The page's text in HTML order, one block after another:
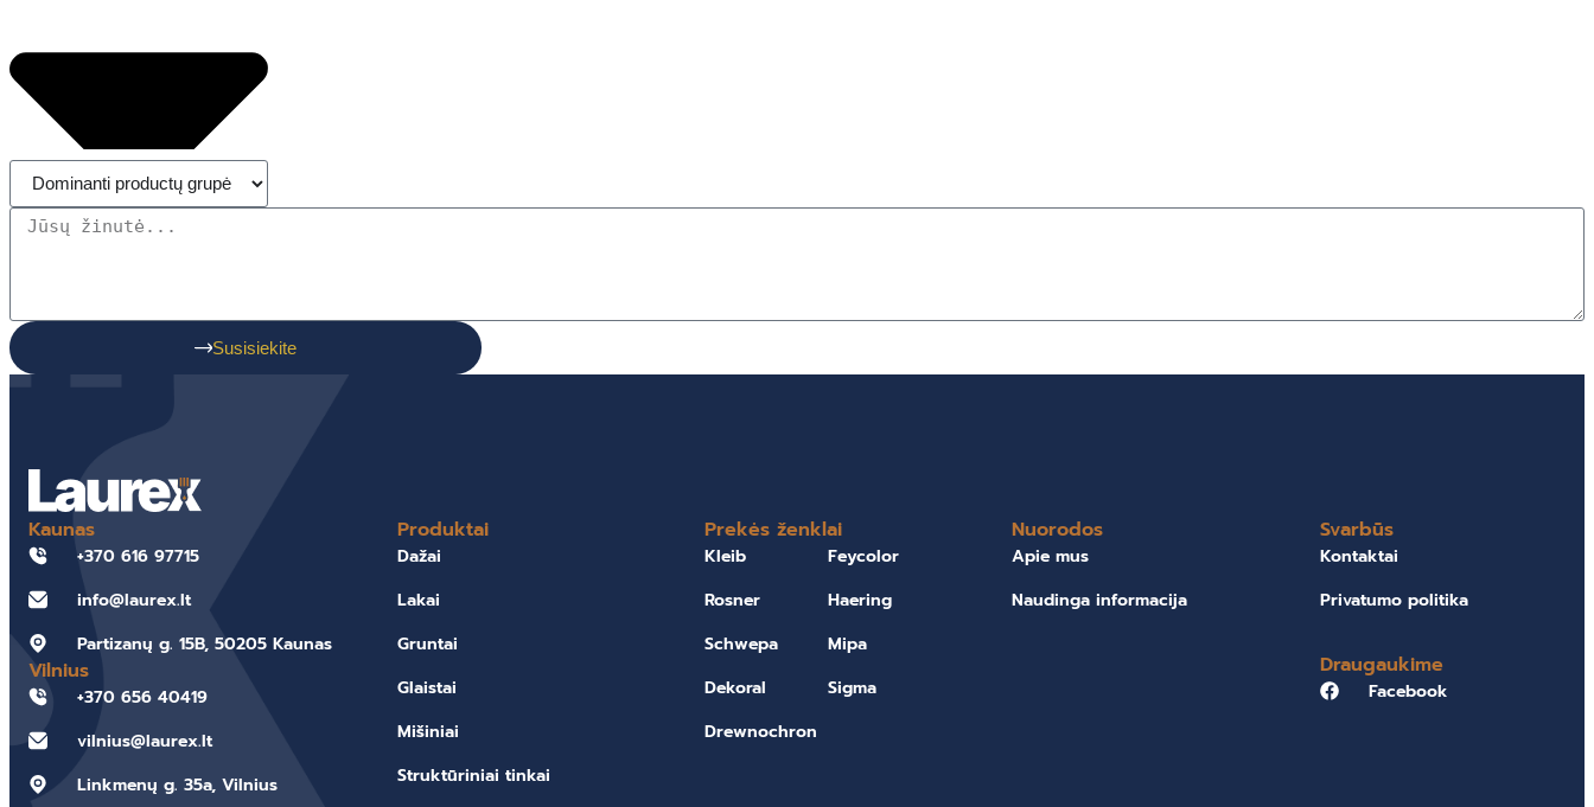
Susisiekite
Kaunas
+370 616 97715
info@laurex.lt
Partizanų g. 15B, 50205 Kaunas
Vilnius
+370 656 40419
vilnius@laurex.lt
Linkmenų g. 35a, Vilnius
Produktai
Dažai
Lakai
Gruntai
Glaistai
Mišiniai
Struktūriniai tinkai
Prekės ženklai
Kleib
Rosner
Schwepa
Dekoral
Drewnochron
Feycolor
Haering
Mipa
Sigma
Nuorodos
Apie mus
Naudinga informacija
Svarbūs
Kontaktai
Privatumo politika
Draugaukime
Facebook